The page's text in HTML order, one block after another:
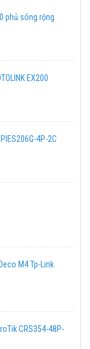
phủ sóng rộng
EX200
4P-2C
M4 Tp-Link
CRS354-48P-